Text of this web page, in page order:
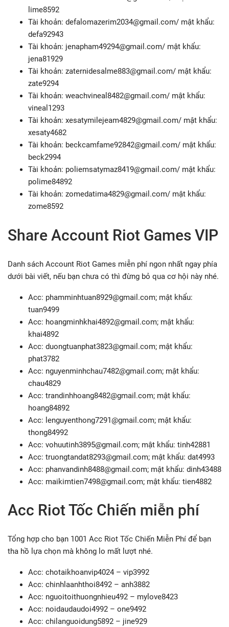
lime8592
Tài khoản: defalomazerim2034@gmail.com/ mật khẩu:
defa92943
Tài khoản: jenapham49294@gmail.com/ mật khẩu:
jena81929
Tài khoản: zaternidesalme883@gmail.com/ mật khẩu:
zate9294
Tài khoản: weachvineal8482@gmail.com/ mật khẩu:
vineal1293
Tài khoản: xesatymilejeam4829@gmail.com/ mật khẩu:
xesaty4682
Tài khoản: beckcamfame92842@gmail.com/ mật khẩu:
beck2994
Tài khoản: poliemsatymaz8419@gmail.com/ mật khẩu:
polime84892
Tài khoản: zomedatima4829@gmail.com/ mật khẩu:
zome8592
Share Account Riot Games VIP
Danh sách Account Riot Games miễn phí ngon nhất ngay phía
dưới bài viết, nếu bạn chưa có thì đừng bỏ qua cơ hội này nhé.
Acc: phamminhtuan8929@gmail.com; mật khẩu:
tuan9499
Acc: hoangminhkhai4892@gmail.com; mật khẩu:
khai4892
Acc: duongtuanphat3823@gmail.com; mật khẩu:
phat3782
Acc: nguyenminhchau7482@gmail.com; mật khẩu:
chau4829
Acc: trandinhhoang8482@gmail.com; mật khẩu:
hoang84892
Acc: lenguyenthong7291@gmail.com; mật khẩu:
thong84992
Acc: vohuutinh3895@gmail.com; mật khẩu: tinh42881
Acc: truongtandat8293@gmail.com; mật khẩu: dat4993
Acc: phanvandinh8488@gmail.com; mật khẩu: dinh43488
Acc: maikimtien7498@gmail.com; mật khẩu: tien4882
Acc Riot Tốc Chiến miễn phí
Tổng hợp cho bạn 1001 Acc Riot Tốc Chiến Miễn Phí để bạn
tha hồ lựa chọn mà không lo mất lượt nhé.
Acc: chotaikhoanvip4024 – vip3992
Acc: chinhlaanhthoi8492 – anh3882
Acc: nguoitoithuongnhieu492 – mylove8423
Acc: noidaudaudoi4992 – one9492
Acc: chilanguoidung5892 – jine929